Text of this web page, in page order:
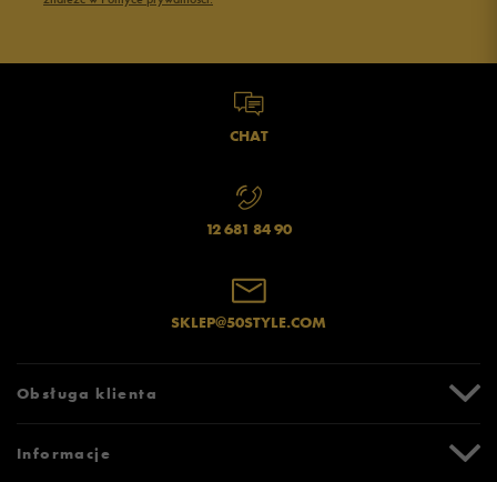
CHAT
12 681 84 90
SKLEP@50STYLE.COM
Obsługa klienta
Zwroty i reklamacje
Informacje